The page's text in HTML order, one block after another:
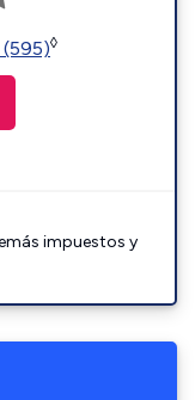
◊
impuestos y